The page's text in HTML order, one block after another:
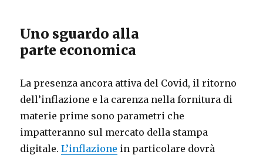
Uno sguardo alla
parte economica
La presenza ancora attiva del Covid, il ritorno
dell’inflazione e la carenza nella fornitura di
materie prime sono parametri che
impatteranno sul mercato della stampa
digitale.L’inflazione in particolare dovrà